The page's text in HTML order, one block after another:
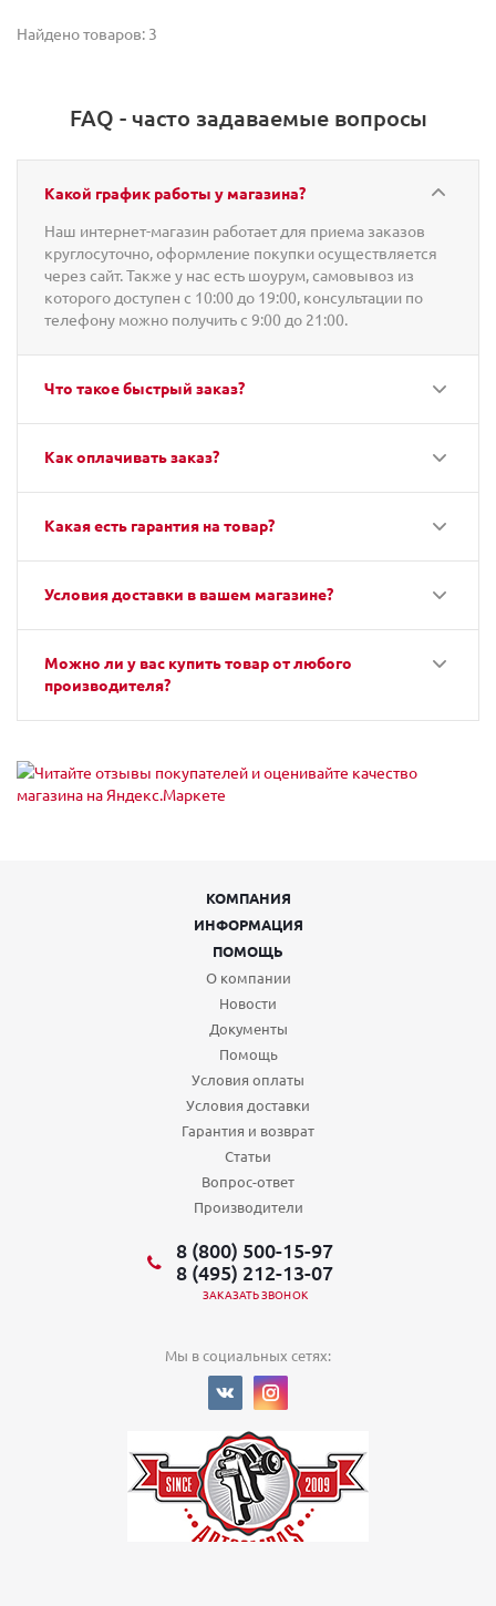
Найдено товаров: 3
FAQ - часто задаваемые вопросы
Какой график работы у магазина?
Наш интернет-магазин работает для приема заказов
круглосуточно, оформление покупки осуществляется
через сайт. Также у нас есть шоурум, самовывоз из
которого доступен с 10:00 до 19:00, консультации по
телефону можно получить с 9:00 до 21:00.
Что такое быстрый заказ?
Как оплачивать заказ?
Какая есть гарантия на товар?
Условия доставки в вашем магазине?
Можно ли у вас купить товар от любого
производителя?
КОМПАНИЯ
ИНФОРМАЦИЯ
ПОМОЩЬ
О компании
Новости
Документы
Помощь
Условия оплаты
Условия доставки
Гарантия и возврат
Статьи
Вопрос-ответ
Производители
8 (800) 500-15-97
8 (495) 212-13-07
ЗАКАЗАТЬ ЗВОНОК
Мы в социальных сетях: